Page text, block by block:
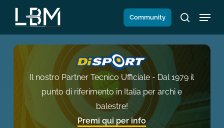
Salta
contenuto
principale
Community
search
Menu
Il nostro Partner Tecnico Ufficiale - Dal 1979 il
punto di riferimento in Italia per archi e
balestre!
Premi qui per info